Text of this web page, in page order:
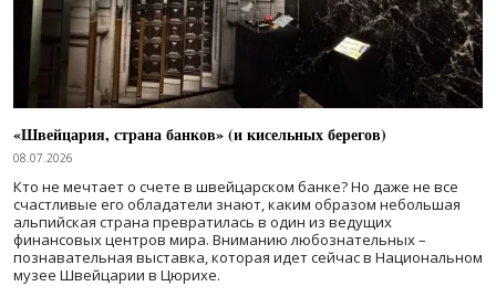
«Швейцария, страна банков» (и кисельных берегов)
08.07.2026
Кто не мечтает о счете в швейцарском банке? Но даже не все
счастливые его обладатели знают, каким образом небольшая
альпийская страна превратилась в один из ведущих
финансовых центров мира. Вниманию любознательных –
познавательная выставка, которая идет сейчас в Национальном
музее Швейцарии в Цюрихе.